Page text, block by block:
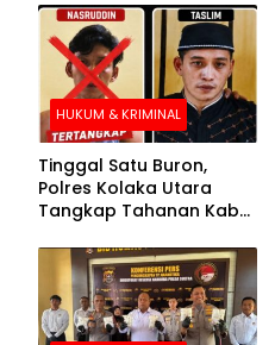
HUKUM & KRIMINAL
Tinggal Satu Buron,
Polres Kolaka Utara
Tangkap Tahanan Kabur
Pengejaran